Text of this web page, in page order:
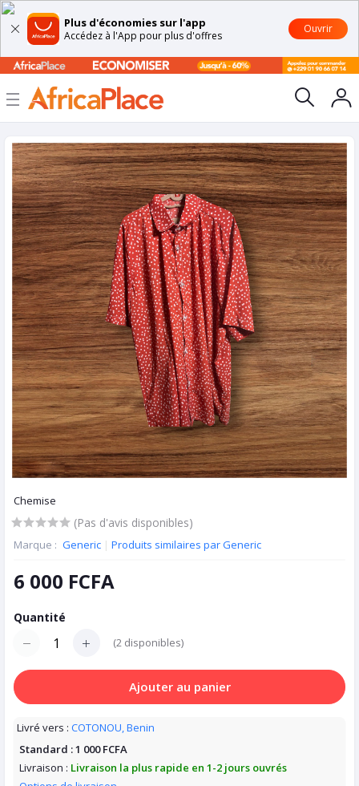
Plus d'économies sur l'app
Accédez à l'App pour plus d'offres
Ouvrir
Chemise
(Pas d'avis disponibles)
Marque : Generic | Produits similaires par Generic
6 000 FCFA
Quantité
(2 disponibles)
Ajouter au panier
Livré vers : COTONOU, Benin
Standard :1 000 FCFA
Livraison : Livraison la plus rapide en 1-2 jours ouvrés